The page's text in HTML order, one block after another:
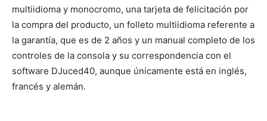
multiidioma y monocromo, una tarjeta de felicitación por
la compra del producto, un folleto multiidioma referente a
la garantía, que es de 2 años y un manual completo de los
controles de la consola y su correspondencia con el
software DJuced40, aunque únicamente está en inglés,
francés y alemán.